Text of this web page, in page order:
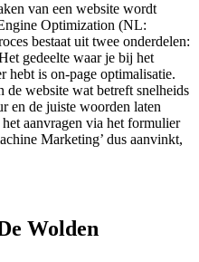
van een website wordt
Optimization (NL:
bestaat uit twee onderdelen:
gedeelte waar je bij het
hebt is on-page optimalisatie.
de website wat betreft snelheids
en de juiste woorden laten
aanvragen via het formulier
Marketing’ dus aanvinkt,
Wolden